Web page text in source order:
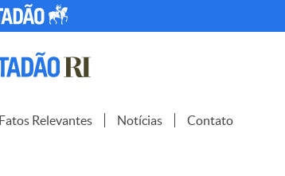
Fatos Relevantes Notícias Contato